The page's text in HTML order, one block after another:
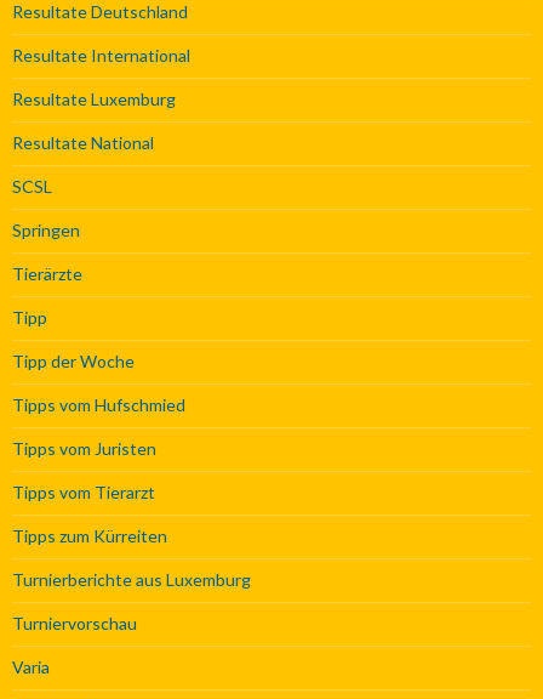
Resultate Deutschland
Resultate International
Resultate Luxemburg
Resultate National
SCSL
Springen
Tierärzte
Tipp
Tipp der Woche
Tipps vom Hufschmied
Tipps vom Juristen
Tipps vom Tierarzt
Tipps zum Kürreiten
Turnierberichte aus Luxemburg
Turniervorschau
Varia